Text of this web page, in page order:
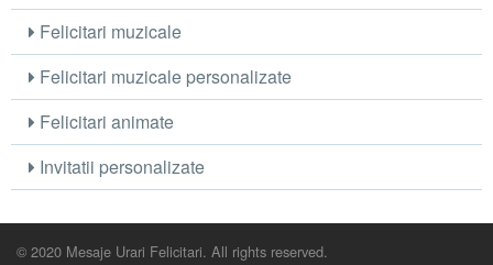
Felicitari muzicale
Felicitari muzicale personalizate
Felicitari animate
Invitatii personalizate
© 2020 Mesaje Urari Felicitari. All rights reserved.